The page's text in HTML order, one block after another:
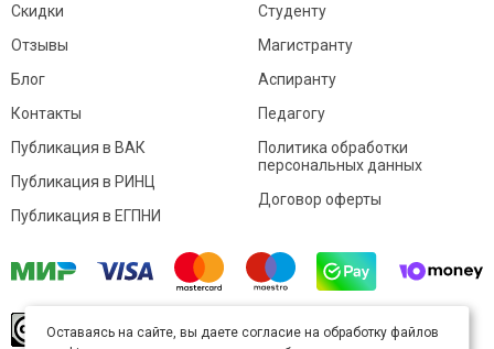
Скидки
Отзывы
Блог
Контакты
Студенту
Магистранту
Аспиранту
Педагогу
Публикация в ВАК
Публикация в РИНЦ
Публикация в ЕГПНИ
Политика обработки
персональных данных
Договор оферты
произведение доступно полицензии Creative
Оставаясь на сайте, вы даете согласие на обработку файлов